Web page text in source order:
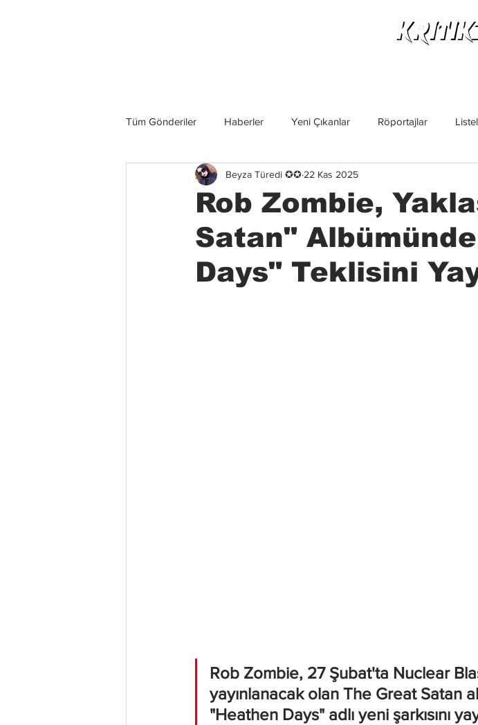
Tüm Gönderiler Haberler Yeni Çıkanlar Röportajlar
Grup İncelemeleri Konserler İncelemeler
Rob Zombie,
Satan"
Days" Teklisini
Beyza Türedi ✪✪ 22 Kas 2025
Rob Zombie, 27 Şubat'ta Nuclear
yayınlanacak olan The Great Satan
"Heathen Days" adlı yeni şarkısını